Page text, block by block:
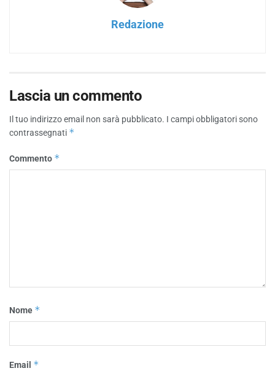
Redazione
Lascia un commento
Il tuo indirizzo email non sarà pubblicato. I campi obbligatori sono
contrassegnati *
Commento *
Nome *
Email *